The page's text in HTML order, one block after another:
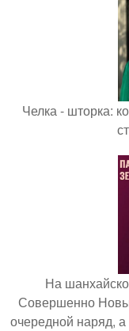
Челка - шторка:
На
Совершенно
очередной наряд,